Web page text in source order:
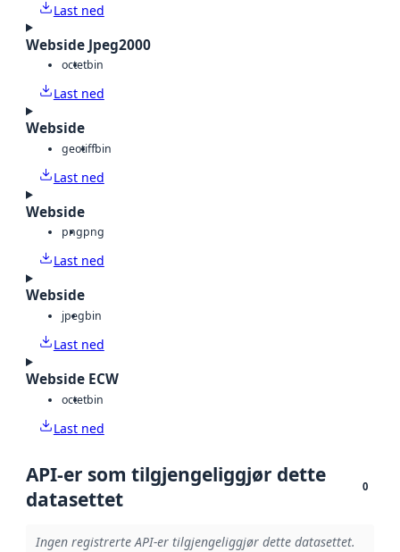
Last ned
Webside Jpeg2000
octetbin
Last ned
Webside
geotiffbin
Last ned
Webside
pngpng
Last ned
Webside
jpegbin
Last ned
Webside ECW
octetbin
Last ned
API-er som tilgjengeliggjør dette
datasettet
0
Ingen registrerte API-er tilgjengeliggjør dette datasettet.